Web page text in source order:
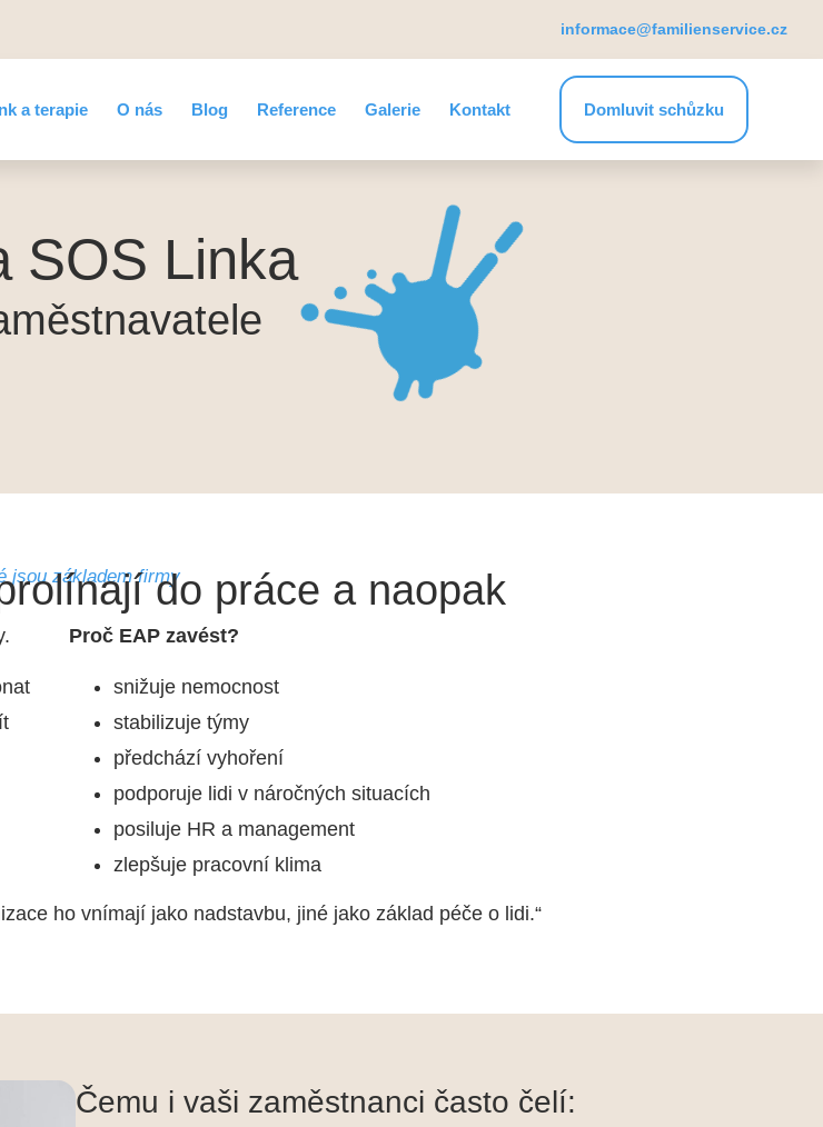
informace@familienservice.cz
a terapie O nás Blog Reference Galerie Kontakt Domluvit schůzku
SOS Linka
jsou základem firmydo práce a naopak
Proč EAP zavést?
snižuje nemocnost
stabilizuje týmy
předchází vyhoření
podporuje lidi v náročných situacích
posiluje HR a management
zlepšuje pracovní klima
ho vnímají jako nadstavbu, jiné jako základ péče o lidi.“
Čemu i vaši zaměstnanci často čelí: